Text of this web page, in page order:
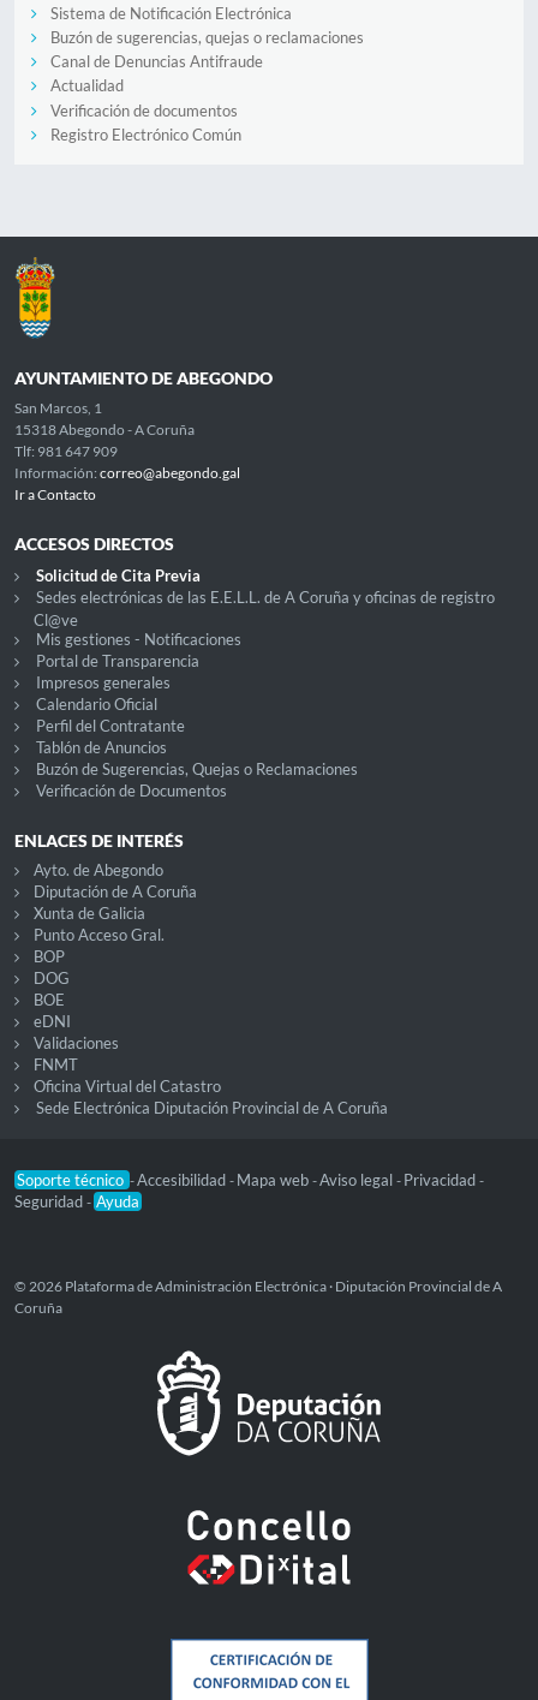
Sistema de Notificación Electrónica
Buzón de sugerencias, quejas o reclamaciones
Canal de Denuncias Antifraude
Actualidad
Verificación de documentos
Registro Electrónico Común
AYUNTAMIENTO DE ABEGONDO
San Marcos, 1
15318 Abegondo - A Coruña
Tlf: 981 647 909
Información: correo@abegondo.gal
Ir a Contacto
ACCESOS DIRECTOS
Solicitud de Cita Previa
Sedes electrónicas de las E.E.L.L. de A Coruña y oficinas de registro
Cl@ve
Mis gestiones - Notificaciones
Portal de Transparencia
Impresos generales
Calendario Oficial
Perfil del Contratante
Tablón de Anuncios
Buzón de Sugerencias, Quejas o Reclamaciones
Verificación de Documentos
ENLACES DE INTERÉS
Ayto. de Abegondo
Diputación de A Coruña
Xunta de Galicia
Punto Acceso Gral.
BOP
DOG
BOE
eDNI
Validaciones
FNMT
Oficina Virtual del Catastro
Sede Electrónica Diputación Provincial de A Coruña
Soporte técnico -Accesibilidad - Mapa web -Aviso legal - Privacidad -
Seguridad - Ayuda
© 2026 Plataforma de Administración Electrónica · Diputación Provincial de A
Coruña